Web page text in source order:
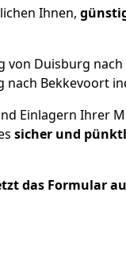
Ihnen,
von Duisburg
Bekkevoort
Einlagern Ihrer
sicher und
das Formular